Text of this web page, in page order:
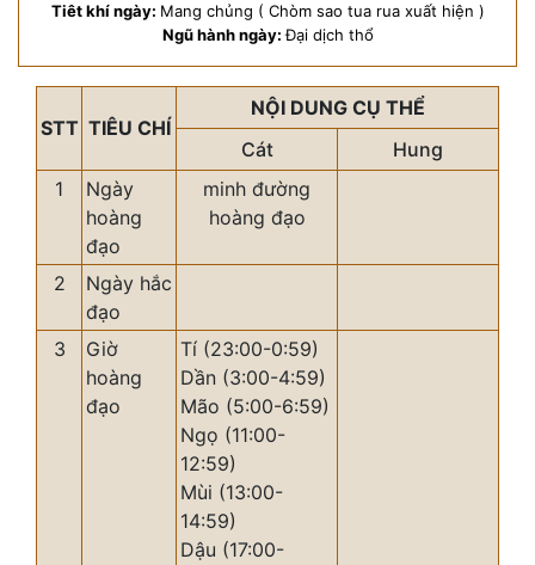
Tiêt khí ngày: Mang chủng ( Chòm sao tua rua xuất hiện )
Ngũ hành ngày:Đại dịch thổ
STT TIÊU CHÍ
NỘI DUNG CỤ THỂ
Cát
Hung
1
Ngày
hoàng
đạo
minh đường
hoàng đạo
2
Ngày hắc
đạo
3
Giờ
hoàng
đạo
Tí (23:00-0:59)
Dần (3:00-4:59)
Mão (5:00-6:59)
Ngọ (11:00-
12:59)
Mùi (13:00-
14:59)
Dậu (17:00-